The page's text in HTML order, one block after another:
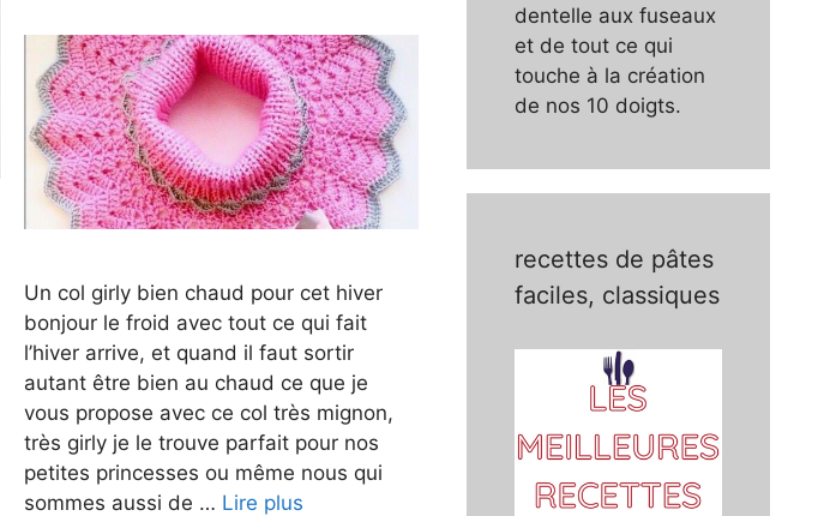
Un col girly bien chaud pour cet hiver
bonjour le froid avec tout ce qui fait
l’hiver arrive, et quand il faut sortir
autant être bien au chaud ce que je
vous propose avec ce col très mignon,
très girly je le trouve parfait pour nos
petites princesses ou même nous qui
sommes aussi de … Lire plus
dentelle aux fuseaux
et de tout ce qui
touche à la création
de nos 10 doigts.
recettes de pâtes
faciles, classiques